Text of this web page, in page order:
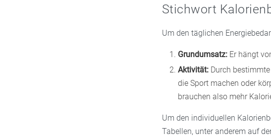
Stichwort
Um den täglichen
Grundumsatz:Er hängt
Aktivität:Durch bestimmte
die Sport machen oder
brauchen also mehr
Um den individuellen
Tabellen, unter anderem auf